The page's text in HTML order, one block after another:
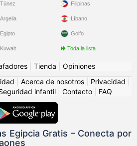
Túnez
Argelia
Egipto
Kuwait
Filipinas
Líbano
Golfo
Toda la lista
Tienda
Opiniones
Acerca de nosotros Privacidad
infantil Contacto FAQ
Egipcia Gratis – Conecta por